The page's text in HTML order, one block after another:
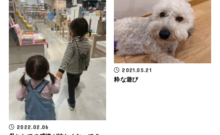
2022.02.06
2021.05.21
粋な遊び